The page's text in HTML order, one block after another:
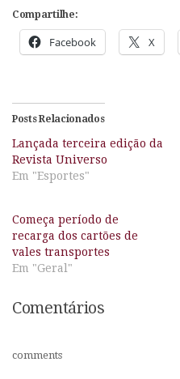
Compartilhe:
Facebook X
Posts Relacionados
Lançada terceira edição da
Revista Universo
Em "Esportes"
Começa período de
recarga dos cartões de
vales transportes
Em "Geral"
Comentários
comments